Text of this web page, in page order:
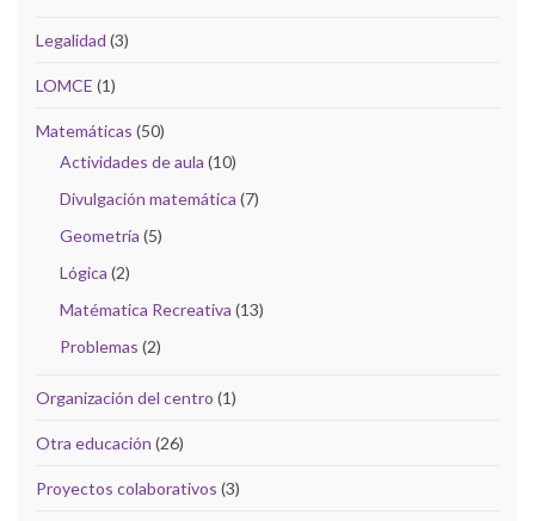
Legalidad (3)
LOMCE (1)
Matemáticas (50)
Actividades de aula (10)
Divulgación matemática (7)
Geometría (5)
Lógica (2)
Matématica Recreativa (13)
Problemas (2)
Organización del centro (1)
Otra educación (26)
Proyectos colaborativos (3)